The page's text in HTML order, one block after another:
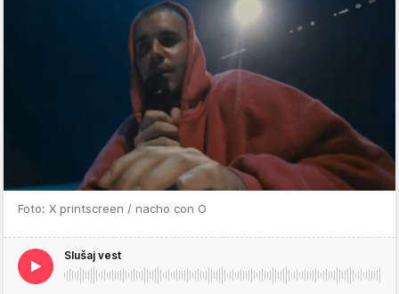
Foto: X printscreen / nacho con O
Slušaj vest